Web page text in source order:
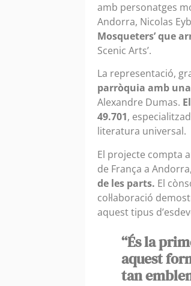
amb personatges
Andorra, Nicolas
Mosqueters’ que
Scenic Arts’.
La representació,
parròquia amb
Alexandre Dumas.
49.701,
literatura universal.
El projecte compta
de França a
de les parts. El
col·laboració
aquest tipus
“És la
aquest
tan